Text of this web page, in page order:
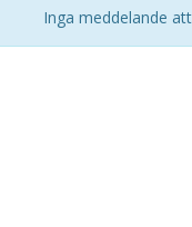
Inga meddelande